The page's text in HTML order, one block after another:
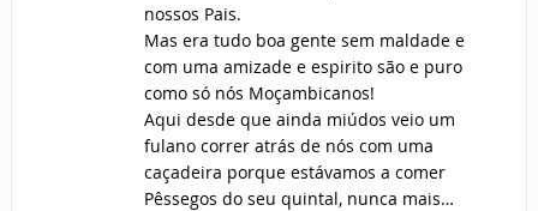
nossos Pais.
Mas era tudo boa gente sem maldade e
com uma amizade e espirito são e puro
como só nós Moçambicanos!
Aqui desde que ainda miúdos veio um
fulano correr atrás de nós com uma
caçadeira porque estávamos a comer
Pêssegos do seu quintal, nunca mais…